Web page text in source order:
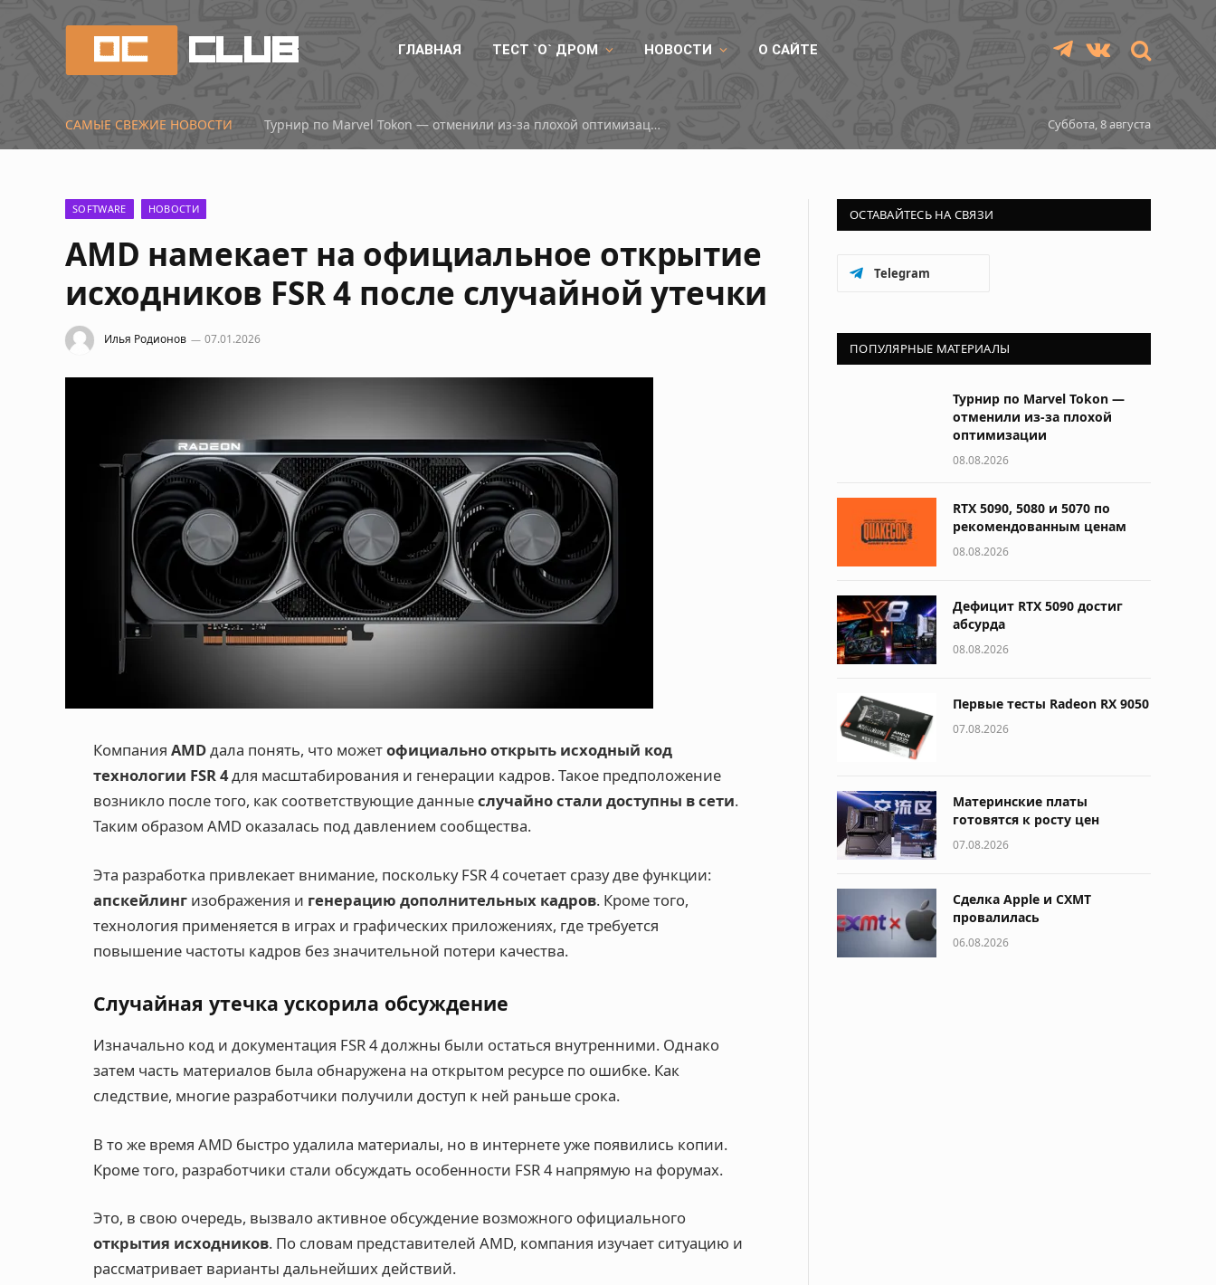
ГЛАВНАЯ ТЕСТ `О` ДРОМ НОВОСТИ О САЙТЕ TelegramVKontakte
САМЫЕ СВЕЖИЕ НОВОСТИ RTX 5090, 5080 и 5070 по рекомендованным ценам Суббота, 8 августа
SOFTWARE НОВОСТИ
AMD намекает на официальное открытие
исходников FSR 4 после случайной утечки
Илья Родионов 07.01.2026
Компания AMDдала понять, что можетофициально открыть исходный код
технологии FSR 4для масштабирования и генерации кадров. Такое предположение
возникло после того, как соответствующие данныеслучайно стали доступны в сети.
Таким образом AMD оказалась под давлением сообщества.
Эта разработка привлекает внимание, поскольку FSR 4 сочетает сразу две функции:
апскейлинг изображения и генерацию дополнительных кадров. Кроме того,
технология применяется в играх и графических приложениях, где требуется
повышение частоты кадров без значительной потери качества.
Случайная утечка ускорила обсуждение
Изначально код и документация FSR 4 должны были остаться внутренними. Однако
затем часть материалов была обнаружена на открытом ресурсе по ошибке. Как
следствие, многие разработчики получили доступ к ней раньше срока.
В то же время AMD быстро удалила материалы, но в интернете уже появились копии.
Кроме того, разработчики стали обсуждать особенности FSR 4 напрямую на форумах.
Это, в свою очередь, вызвало активное обсуждение возможного официального
открытия исходников. По словам представителей AMD, компания изучает ситуацию и
рассматривает варианты дальнейших действий.
ОСТАВАЙТЕСЬ НА СВЯЗИ
Telegram
ПОПУЛЯРНЫЕ МАТЕРИАЛЫ
Турнир по Marvel Tokon —
отменили из-за плохой
оптимизации
08.08.2026
RTX 5090, 5080 и 5070 по
рекомендованным ценам
08.08.2026
Дефицит RTX 5090 достиг
абсурда
08.08.2026
Первые тесты Radeon RX 9050
07.08.2026
Материнские платы
готовятся к росту цен
07.08.2026
Сделка Apple и CXMT
провалилась
06.08.2026